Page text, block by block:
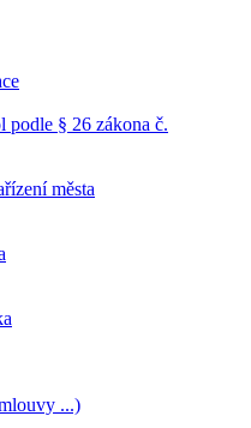
podle § 26 zákona č.
města
...)